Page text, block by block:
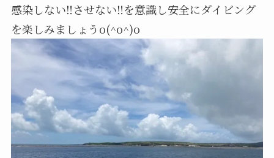
感染しない‼️させない‼️を意識し安全にダイビング
を楽しみましょうo(^o^)o